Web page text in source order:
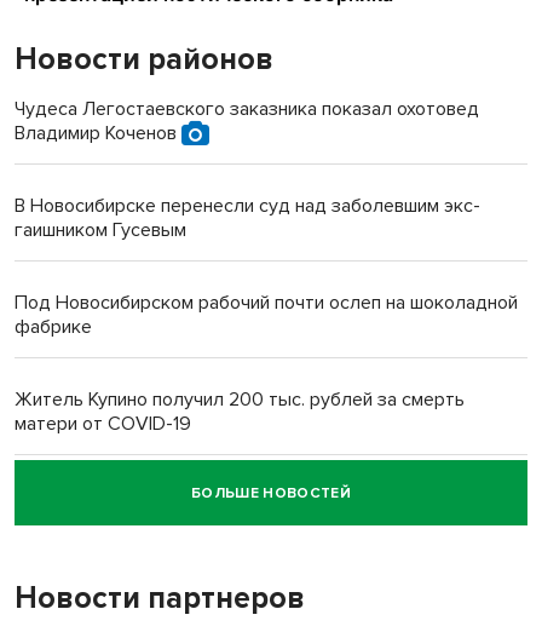
Новости районов
Чудеса Легостаевского заказника показал охотовед
Владимир Коченов
В Новосибирске перенесли суд над заболевшим экс-
гаишником Гусевым
Под Новосибирском рабочий почти ослеп на шоколадной
фабрике
Житель Купино получил 200 тыс. рублей за смерть
матери от COVID-19
Новосибирский суд наказал водителя за смерть
пенсионерки на вокзале
«Мы живём на пастбище!»: в новосибирском селе лошади
терроризируют жителей
БОЛЬШЕ НОВОСТЕЙ
Новости партнеров